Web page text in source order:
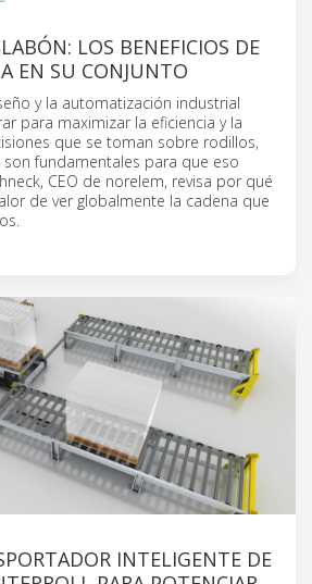
LOS BENEFICIOS DE
EN SU CONJUNTO
y la automatización industrial
para maximizar la eficiencia y la
que se toman sobre rodillos,
son fundamentales para que eso
CEO de norelem, revisa por qué
de ver globalmente la cadena que
INTELIGENTE DE